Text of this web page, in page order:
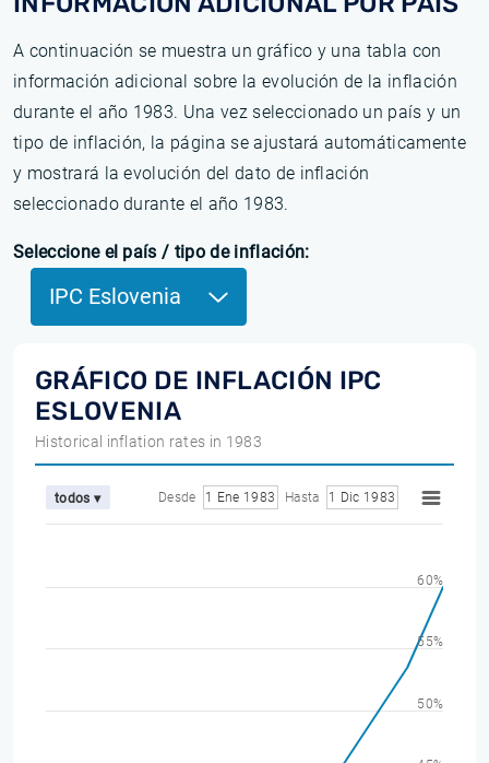
A continuación se muestra un gráfico y una tabla con
información adicional sobre la evolución de la inflación
durante el año 1983. Una vez seleccionado un país y un
tipo de inflación, la página se ajustará automáticamente
y mostrará la evolución del dato de inflación
seleccionado durante el año 1983.
Seleccione el país / tipo de inflación:
IPC Eslovenia
GRÁFICO DE INFLACIÓN IPC
ESLOVENIA
Historical inflation rates in 1983
todos ▾ Desde 1 Ene 1983 Hasta 1 Dic 1983
50%
55%
60%